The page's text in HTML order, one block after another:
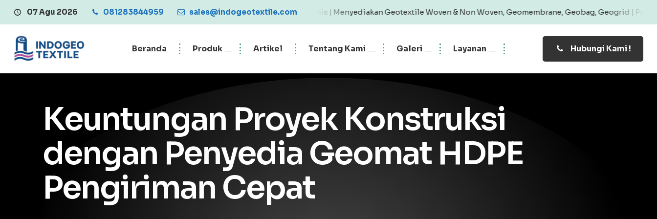
07 Agu 2026 081283844959 sales@indogeotextile.com
Central Penjualan Geotextile Berkualitas dan Ekonomis | Menyediakan Geotextile Woven & Non Woven, Geomembrane, Geobag, Geogrid | Produk Bergaransi
Beranda Produk Artikel Tentang Kami Galeri Layanan Hubungi Kami !
Keuntungan Proyek Konstruksi
dengan Penyedia Geomat HDPE
Pengiriman Cepat